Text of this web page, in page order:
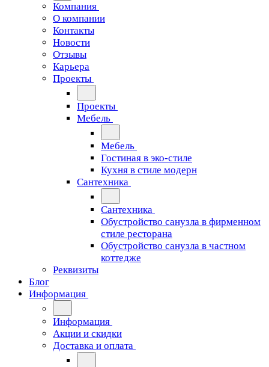
Компания
О компании
Контакты
Новости
Отзывы
Карьера
Проекты
Проекты
Мебель
Мебель
Гостиная в эко-стиле
Кухня в стиле модерн
Сантехника
Сантехника
Обустройство санузла в фирменном
стиле ресторана
Обустройство санузла в частном
коттедже
Реквизиты
Блог
Информация
Информация
Акции и скидки
Доставка и оплата